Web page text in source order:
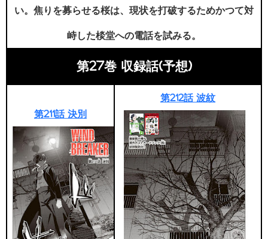
い。焦りを募らせる桜は、現状を打破するためかつて対
峙した棪堂への電話を試みる。
第27巻 収録話(予想)
第211話 決別
第212話 波紋